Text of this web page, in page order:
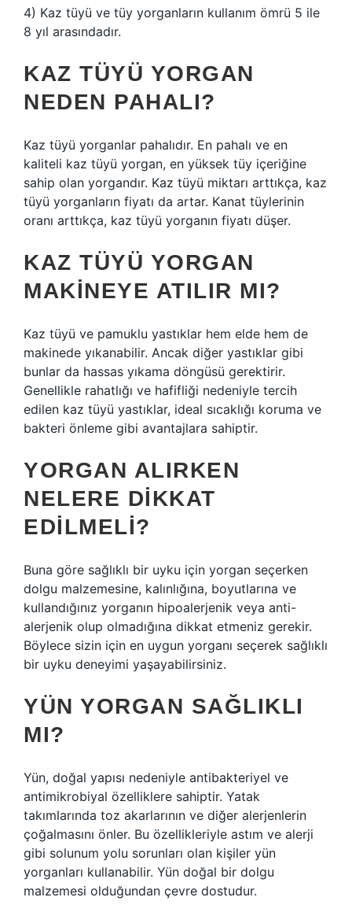
4) Kaz tüyü ve tüy yorganların kullanım ömrü 5 ile
8 yıl arasındadır.
KAZ TÜYÜ YORGAN
NEDEN PAHALI?
Kaz tüyü yorganlar pahalıdır. En pahalı ve en
kaliteli kaz tüyü yorgan, en yüksek tüy içeriğine
sahip olan yorgandır. Kaz tüyü miktarı arttıkça, kaz
tüyü yorganların fiyatı da artar. Kanat tüylerinin
oranı arttıkça, kaz tüyü yorganın fiyatı düşer.
KAZ TÜYÜ YORGAN
MAKINEYE ATILIR MI?
Kaz tüyü ve pamuklu yastıklar hem elde hem de
makinede yıkanabilir. Ancak diğer yastıklar gibi
bunlar da hassas yıkama döngüsü gerektirir.
Genellikle rahatlığı ve hafifliği nedeniyle tercih
edilen kaz tüyü yastıklar, ideal sıcaklığı koruma ve
bakteri önleme gibi avantajlara sahiptir.
YORGAN ALIRKEN
NELERE DIKKAT
EDILMELI?
Buna göre sağlıklı bir uyku için yorgan seçerken
dolgu malzemesine, kalınlığına, boyutlarına ve
kullandığınız yorganın hipoalerjenik veya anti-
alerjenik olup olmadığına dikkat etmeniz gerekir.
Böylece sizin için en uygun yorganı seçerek sağlıklı
bir uyku deneyimi yaşayabilirsiniz.
YÜN YORGAN SAĞLIKLI
MI?
Yün, doğal yapısı nedeniyle antibakteriyel ve
antimikrobiyal özelliklere sahiptir. Yatak
takımlarında toz akarlarının ve diğer alerjenlerin
çoğalmasını önler. Bu özellikleriyle astım ve alerji
gibi solunum yolu sorunları olan kişiler yün
yorganları kullanabilir. Yün doğal bir dolgu
malzemesi olduğundan çevre dostudur.